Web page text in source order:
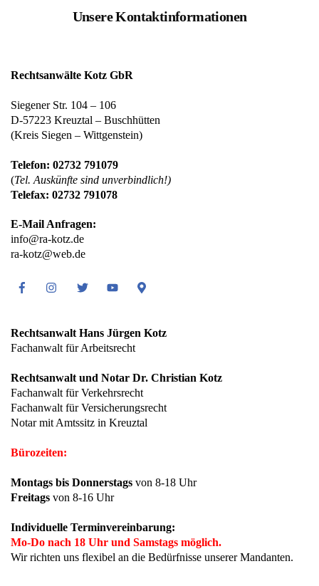
Unsere Kontaktinformationen
Rechtsanwälte Kotz GbR
Siegener Str. 104 – 106
D-57223 Kreuztal – Buschhütten
(Kreis Siegen – Wittgenstein)
Telefon: 02732 791079
(Tel. Auskünfte sind unverbindlich!)
Telefax: 02732 791078
E-Mail Anfragen:
info@ra-kotz.de
ra-kotz@web.de
FacebookInstagramTwitter Youtube Google
Rechtsanwalt Hans Jürgen Kotz
Fachanwalt für Arbeitsrecht
Rechtsanwalt und Notar Dr. Christian Kotz
Fachanwalt für Verkehrsrecht
Fachanwalt für Versicherungsrecht
Notar mit Amtssitz in Kreuztal
Bürozeiten:
Montags bis Donnerstags von 8-18 Uhr
Freitags von 8-16 Uhr
Individuelle Terminvereinbarung:
Mo-Do nach 18 Uhr und Samstags möglich.
Wir richten uns flexibel an die Bedürfnisse unserer Mandanten.